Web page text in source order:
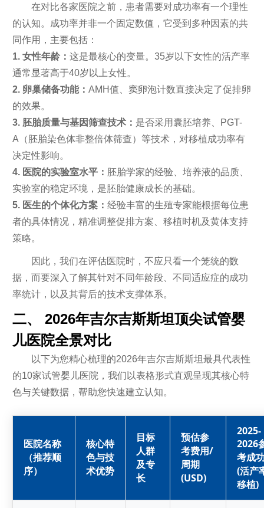
在对比各家医院之前，患者需要对成功率有一个理性
的认知。成功率并非一个固定数值，它受到多种因素的共
同作用，主要包括：
1. 女性年龄： 这是最核心的变量。35岁以下女性的活产率
通常显著高于40岁以上女性。
2. 卵巢储备功能： AMH值、窦卵泡计数直接决定了促排卵
的效果。
3. 胚胎质量与基因筛查技术： 是否采用囊胚培养、PGT-
A（胚胎染色体非整倍体筛查）等技术，对移植成功率有
决定性影响。
4. 医院的实验室水平： 胚胎学家的经验、培养液的品质、
实验室的稳定环境，是胚胎健康成长的基础。
5. 医生的个体化方案： 经验丰富的生殖专家能根据每位患
者的具体情况，精准调整促排方案、移植时机及黄体支持
策略。
因此，我们在评估医院时，不应只看一个笼统的数
据，而要深入了解其针对不同年龄段、不同适应症的成功
率统计，以及其背后的技术支撑体系。
二、 2026年吉尔吉斯斯坦顶尖试管婴
儿医院全景对比
以下为您精心梳理的2026年吉尔吉斯斯坦最具代表性
的10家试管婴儿医院，我们以表格形式直观呈现其核心特
色与关键数据，帮助您快速建立认知。
医院名称
（推荐顺
序）
核心特
色与技
术优势
目标
人群
及专
长
预估参
考费用/
周期
(USD)
2025-
2026
考成
(活产
移植)